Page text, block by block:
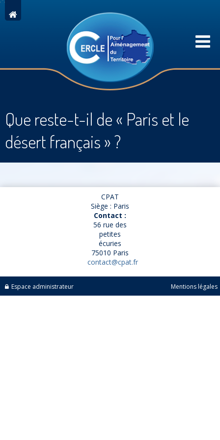
Que reste-t-il de « Paris et le
désert français » ?
CPAT
Siège : Paris
Contact :
56 rue des
petites
écuries
75010 Paris
contact@cpat.fr
Espace administrateur Mentions légales